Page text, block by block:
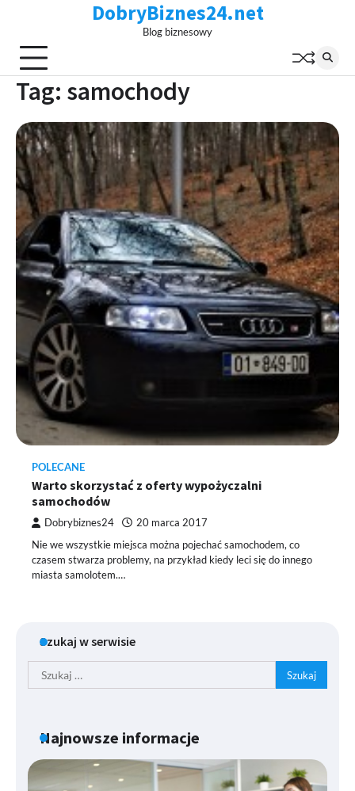
content
DobryBiznes24.net
Blog biznesowy
Tag: samochody
POLECANE
Warto skorzystać z oferty wypożyczalni
samochodów
Dobrybiznes24 20 marca 2017
Nie we wszystkie miejsca można pojechać samochodem, co
czasem stwarza problemy, na przykład kiedy leci się do innego
miasta samolotem.…
Szukaj w serwisie
Szukaj:
Najnowsze informacje